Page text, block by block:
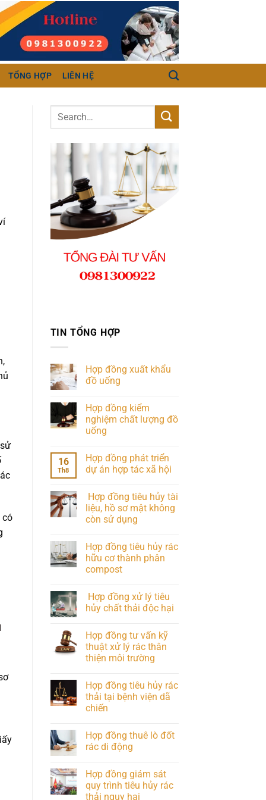
TỔNG HỢP LIÊN HỆ
có
TIN TỔNG HỢP
Hợp đồng xuất khẩu
đồ uống
Hợp đồng kiểm
nghiệm chất lượng đồ
uống
16
Th8
Hợp đồng phát triển
dự án hợp tác xã hội
Hợp đồng tiêu hủy tài
liệu, hồ sơ mật không
còn sử dụng
Hợp đồng tiêu hủy rác
hữu cơ thành phân
compost
Hợp đồng xử lý tiêu
hủy chất thải độc hại
Hợp đồng tư vấn kỹ
thuật xử lý rác thân
thiện môi trường
Hợp đồng tiêu hủy rác
thải tại bệnh viện dã
chiến
Hợp đồng thuê lò đốt
rác di động
Hợp đồng giám sát
quy trình tiêu hủy rác
thải nguy hại